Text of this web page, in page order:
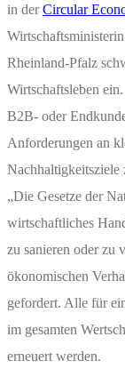
in derCircular
Rheinland-Pfalz
Wirtschaftsleben
B2B- oder
Anforderungen an
Nachhaltigkeitsziele
„Die Gesetze der
wirtschaftliches
zu sanieren oder zu
ökonomischen
gefordert. Alle für
im gesamten
erneuert werden.